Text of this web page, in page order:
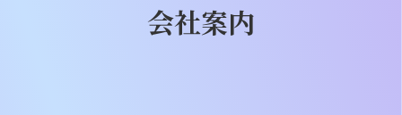
会社案内